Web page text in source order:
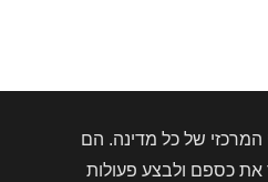
של כל מדינה. הם
כספם ולבצע פעולות